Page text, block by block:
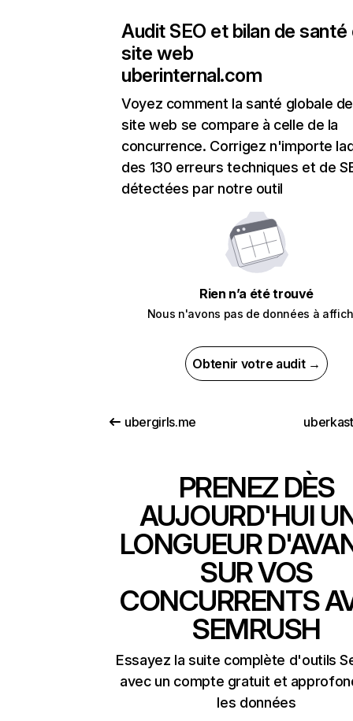
Audit SEO et bilan de santé
site web
uberinternal.com
Voyez comment la santé globale
site web se compare à celle de la
concurrence. Corrigez n'importe
des 130 erreurs techniques et de
détectées par notre outil
Rien n’a été trouvé
Nous n'avons pas de données à
Obtenir votre audit →
ubergirls.me
PRENEZ DÈS
AUJOURD'HUI
LONGUEUR
SUR VOS
CONCURRENTS
SEMRUSH
Essayez la suite complète d'outils
avec un compte gratuit et
les données